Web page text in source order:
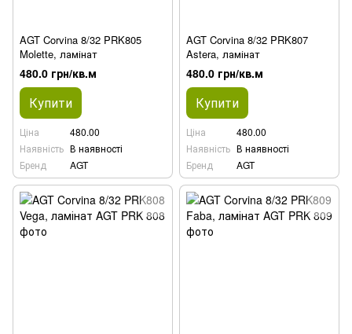
AGT Corvina 8/32 PRK805
Molette, ламінат
480.0 грн/кв.м
Купити
Ціна
480.00
Наявність В наявності
Бренд
AGT
AGT Corvina 8/32 PRK807
Astera, ламінат
480.0 грн/кв.м
Купити
Ціна
480.00
Наявність В наявності
Бренд
AGT